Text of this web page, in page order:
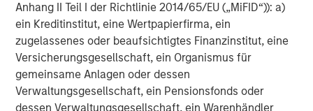
Anhang II Teil I der Richtlinie 2014/65/EU („MiFID“)): a)
ein Kreditinstitut, eine Wertpapierfirma, ein
zugelassenes oder beaufsichtigtes Finanzinstitut, eine
Versicherungsgesellschaft, ein Organismus für
gemeinsame Anlagen oder dessen
Verwaltungsgesellschaft, ein Pensionsfonds oder
dessen Verwaltungsgesellschaft, ein Warenhändler
About Morgan Stanley Private Equity
Morgan Stanley Private Equity, part of Morgan Stanley
Investment Management’s Merchant Banking Division,
makes private equity and equity-related investments on a
global basis. Morgan Stanley Private Equity utilizes
Morgan Stanley’s vast resources, including the Firm’s